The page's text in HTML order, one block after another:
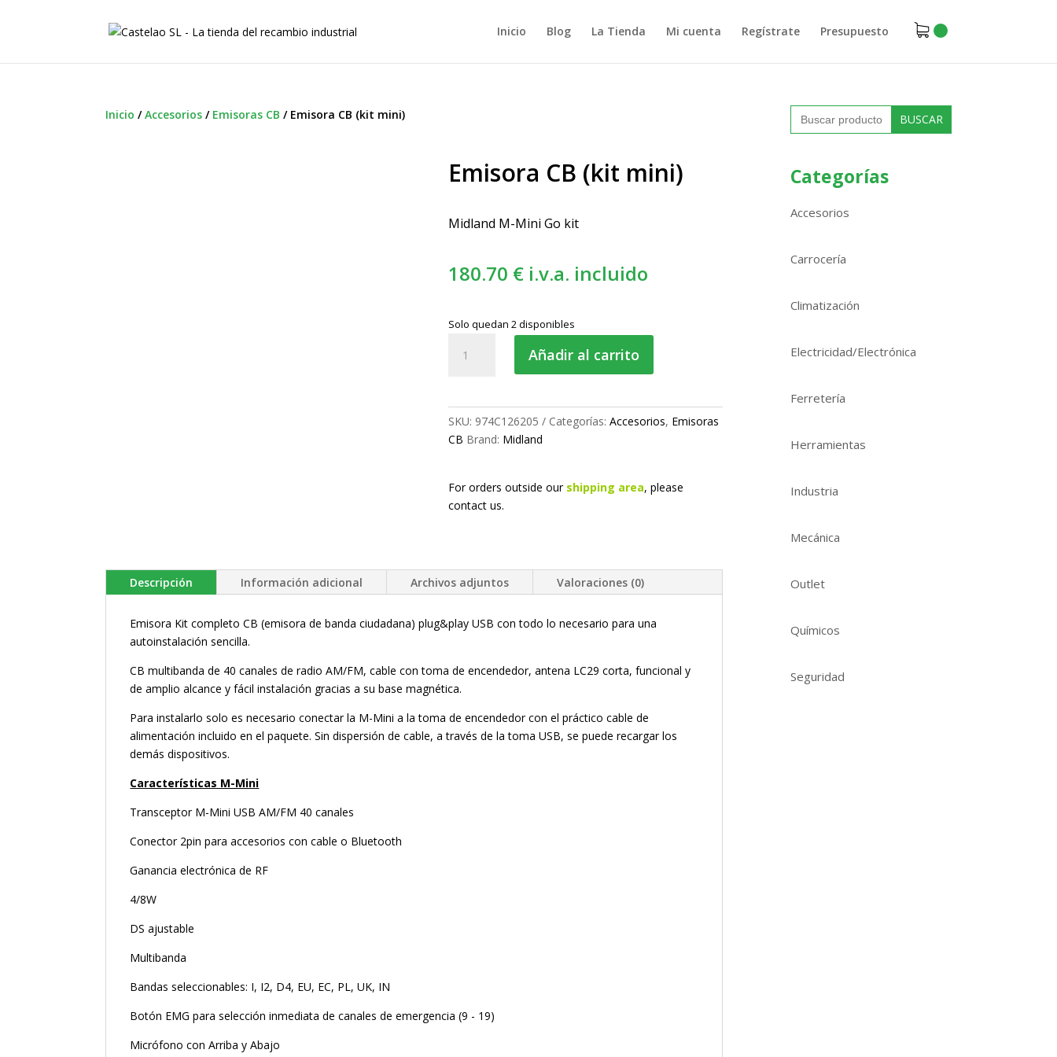
Inicio Blog La Tienda Mi cuenta Regístrate Presupuesto
Inicio /Accesorios / Emisoras CB / Emisora CB (kit mini)
Emisora CB (kit mini)
Midland M-Mini Go kit
180.70 € i.v.a. incluido
Solo quedan 2 disponibles
Añadir al carrito
SKU: 974C126205 Categorías: Accesorios, Emisoras
CB Brand: Midland
For orders outside our shipping area, please
contact us.
Descripción Información adicional Archivos adjuntos Valoraciones (0)
Emisora Kit completo CB (emisora de banda ciudadana) plug&play USB con todo lo necesario para una
autoinstalación sencilla.
CB multibanda de 40 canales de radio AM/FM, cable con toma de encendedor, antena LC29 corta, funcional y
de amplio alcance y fácil instalación gracias a su base magnética.
Para instalarlo solo es necesario conectar la M-Mini a la toma de encendedor con el práctico cable de
alimentación incluido en el paquete. Sin dispersión de cable, a través de la toma USB, se puede recargar los
demás dispositivos.
Características M-Mini
Transceptor M-Mini USB AM/FM 40 canales
Conector 2pin para accesorios con cable o Bluetooth
Ganancia electrónica de RF
4/8W
DS ajustable
Multibanda
Bandas seleccionables: I, I2, D4, EU, EC, PL, UK, IN
Botón EMG para selección inmediata de canales de emergencia (9 - 19)
Micrófono con Arriba y Abajo
Buscar:
Categorías
Accesorios
Carrocería
Climatización
Electricidad/Electrónica
Ferretería
Herramientas
Industria
Mecánica
Outlet
Químicos
Seguridad